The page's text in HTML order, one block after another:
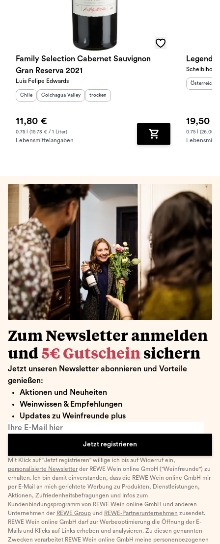
Family Selection Cabernet Sauvignon
Gran Reserva 2021
Luis Felipe Edwards
Herkunftsland:
Chile Herkunftsregion:
Colchagua Valley Geschmack
trocken
11,80 €
0.75 l (15.73 € / 1 Liter)
Lebensmittelangaben Zum Warenkorb
Legends
Scheiblhofer
Österreich
19,50 €
0.75 l (26.00 €
Zum Newsletter anmelden
und 5€ Gutschein sichern
Jetzt unseren Newsletter abonnieren und Vorteile
genießen:
Aktionen und Neuheiten
Weinwissen & Empfehlungen
Updates zu Weinfreunde plus
Ihre E-Mail hier
Jetzt registrieren
Mit Klick auf "Jetzt registrieren" willige ich bis auf Widerruf ein,
personalisierte Newsletter der REWE Wein online GmbH ("Weinfreunde") zu
erhalten. Ich bin damit einverstanden, dass die REWE Wein online GmbH mir
per E-Mail an mich gerichtete Werbung zu Produkten, Dienstleistungen,
Aktionen, Zufriedenheitsbefragungen und Infos zum
Kundenbindungsprogramm von REWE Wein online GmbH und anderen
Unternehmen der REWE Group und REWE-Partnerunternehmen zusendet.
REWE Wein online GmbH darf zur Werbeoptimierung die Öffnung der E-
Mails und Klicks auf Links erheben und analysieren. Zu diesen genannten
Zwecken verarbeitet REWE Wein online GmbH meine personenbezogenen